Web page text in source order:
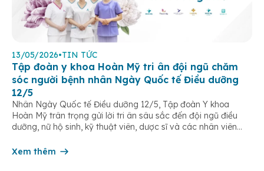
13/05/2026•TIN TỨC
Tập đoàn y khoa Hoàn Mỹ tri ân đội ngũ chăm
sóc người bệnh nhân Ngày Quốc tế Điều dưỡng
12/5
Nhân Ngày Quốc tế Điều dưỡng 12/5, Tập đoàn Y khoa
Hoàn Mỹ trân trọng gửi lời tri ân sâu sắc đến đội ngũ điều
dưỡng, nữ hộ sinh, kỹ thuật viên, dược sĩ và các nhân viên
âm thầm đồng hành trên […]
Xem thêm